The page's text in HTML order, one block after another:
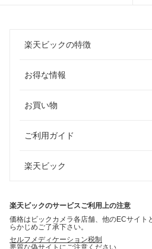
楽天ビックの特徴
お得な情報
お買い物
ご利用ガイド
楽天ビック
楽天ビックのサービスご利用上の注意
価格はビックカメラ各店舗、他のECサイト
らかじめご了承下さい。
セルフメディケーション税制
悪質な偽サイトにご注意ください